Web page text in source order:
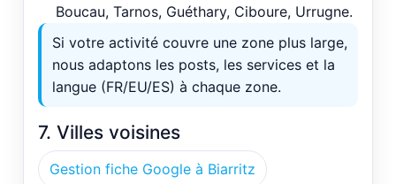
Boucau, Tarnos, Guéthary, Ciboure, Urrugne.
Si votre activité couvre une zone plus large,
nous adaptons les posts, les services et la
langue (FR/EU/ES) à chaque zone.
7. Villes voisines
Gestion fiche Google à Biarritz